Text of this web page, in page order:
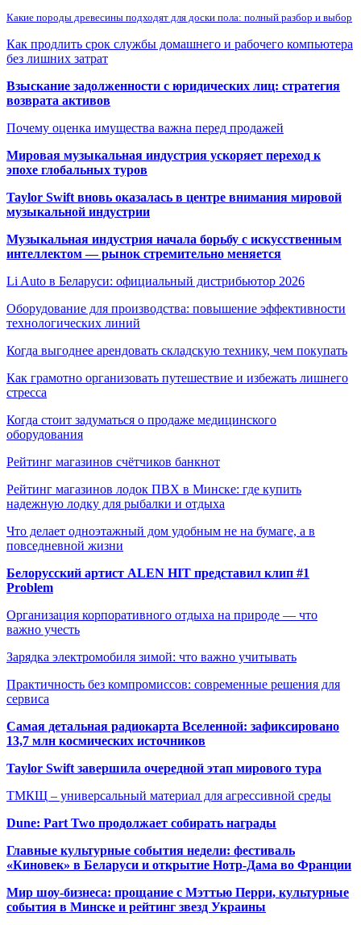
Какие породы древесины подходят для доски пола: полный разбор и выбор
Как продлить срок службы домашнего и рабочего компьютера
без лишних затрат
Взыскание задолженности с юридических лиц: стратегия
возврата активов
Почему оценка имущества важна перед продажей
Мировая музыкальная индустрия ускоряет переход к
эпохе глобальных туров
Taylor Swift вновь оказалась в центре внимания мировой
музыкальной индустрии
Музыкальная индустрия начала борьбу с искусственным
интеллектом — рынок стремительно меняется
Li Auto в Беларуси: официальный дистрибьютор 2026
Оборудование для производства: повышение эффективности
технологических линий
Когда выгоднее арендовать складскую технику, чем покупать
Как грамотно организовать путешествие и избежать лишнего
стресса
Когда стоит задуматься о продаже медицинского
оборудования
Рейтинг магазинов счётчиков банкнот
Рейтинг магазинов лодок ПВХ в Минске: где купить
надежную лодку для рыбалки и отдыха
Что делает одноэтажный дом удобным не на бумаге, а в
повседневной жизни
Белорусский артист ALEN HIT представил клип #1
Problem
Организация корпоративного отдыха на природе — что
важно учесть
Зарядка электромобиля зимой: что важно учитывать
Практичность без компромиссов: современные решения для
сервиса
Самая детальная радиокарта Вселенной: зафиксировано
13,7 млн космических источников
Taylor Swift завершила очередной этап мирового тура
ТМКЩ – универсальный материал для агрессивной среды
Dune: Part Two продолжает собирать награды
Главные культурные события недели: фестиваль
«Киновек» в Беларуси и открытие Нотр-Дама во Франции
Мир шоу-бизнеса: прощание с Мэттью Перри, культурные
события в Минске и рейтинг звезд Украины